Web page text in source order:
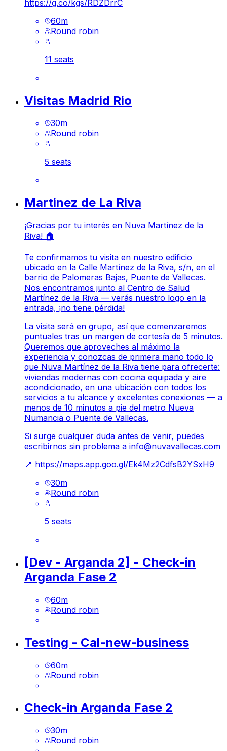
https://g.co/kgs/RDZDrrC
60m
Round robin
11 seats
Visitas Madrid Rio
30m
Round robin
5 seats
Martinez de La Riva
¡Gracias por tu interés en Nuva Martínez de la
Riva! 🏠
Te confirmamos tu visita en nuestro edificio
ubicado en la Calle Martínez de la Riva, s/n, en el
barrio de Palomeras Bajas, Puente de Vallecas.
Nos encontramos junto al Centro de Salud
Martínez de la Riva — verás nuestro logo en la
entrada, ¡no tiene pérdida!
La visita será en grupo, así que comenzaremos
puntuales tras un margen de cortesía de 5 minutos.
Queremos que aproveches al máximo la
experiencia y conozcas de primera mano todo lo
que Nuva Martínez de la Riva tiene para ofrecerte:
viviendas modernas con cocina equipada y aire
acondicionado, en una ubicación con todos los
servicios a tu alcance y excelentes conexiones — a
menos de 10 minutos a pie del metro Nueva
Numancia o Puente de Vallecas.
Si surge cualquier duda antes de venir, puedes
escribirnos sin problema a info@nuvavallecas.com
📍 https://maps.app.goo.gl/Ek4Mz2CdfsB2YSxH9
30m
Round robin
5 seats
[Dev - Arganda 2] - Check-in
Arganda Fase 2
60m
Round robin
Testing - Cal-new-business
60m
Round robin
Check-in Arganda Fase 2
30m
Round robin